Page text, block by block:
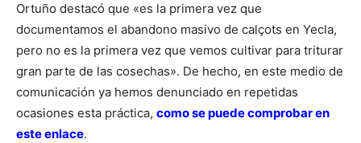
Ortuño destacó que «es la primera vez que
documentamos el abandono masivo de calçots en Yecla,
pero no es la primera vez que vemos cultivar para triturar
gran parte de las cosechas». De hecho, en este medio de
comunicación ya hemos denunciado en repetidas
ocasiones esta práctica, como se puede comprobar en
este enlace.